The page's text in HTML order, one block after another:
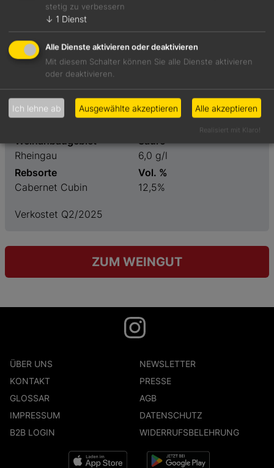
Foodpairing-Empfehlung
Weinart
Geschmack
Restzucker
Weinanbaugebiet
Rheingau
Säure
6,0 g/l
Rebsorte
Cabernet Cubin
Vol. %
12,5%
Verkostet Q2/2025
ZUM WEINGUT
ÜBER UNS
NEWSLETTER
KONTAKT
PRESSE
GLOSSAR
AGB
IMPRESSUM
DATENSCHUTZ
B2B LOGIN
WIDERRUFSBELEHRUNG
stetig zu verbessern
↓ 1 Dienst
Alle Dienste aktivieren oder deaktivieren
Mit diesem Schalter können Sie alle Dienste aktivieren
oder deaktivieren.
Ich lehne ab Ausgewählte akzeptieren Alle akzeptieren
Realisiert mit Klaro!